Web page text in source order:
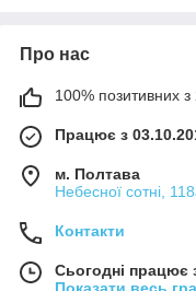
Про нас
100% позитивних з
Працює з
м. Полтава
Небесної сотні,
Контакти
Сьогодні працює